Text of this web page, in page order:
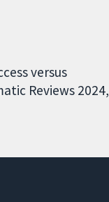
versus
Reviews 2024,